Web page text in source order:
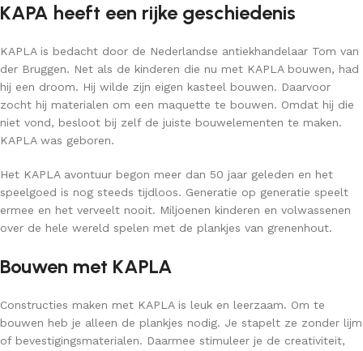
dan
e-
mailadres
achter.
KAPA heeft een rijke geschiedenis
KAPLA is bedacht door de Nederlandse antiekhandelaar Tom van
der Bruggen. Net als de kinderen die nu met KAPLA bouwen, had
hij een droom. Hij wilde zijn eigen kasteel bouwen. Daarvoor
zocht hij materialen om een maquette te bouwen. Omdat hij die
niet vond, besloot bij zelf de juiste bouwelementen te maken.
KAPLA was geboren.
Het KAPLA avontuur begon meer dan 50 jaar geleden en het
speelgoed is nog steeds tijdloos. Generatie op generatie speelt
ermee en het verveelt nooit. Miljoenen kinderen en volwassenen
over de hele wereld spelen met de plankjes van grenenhout.
Bouwen met KAPLA
Constructies maken met KAPLA is leuk en leerzaam. Om te
bouwen heb je alleen de plankjes nodig. Je stapelt ze zonder lijm
of bevestigingsmaterialen. Daarmee stimuleer je de creativiteit,